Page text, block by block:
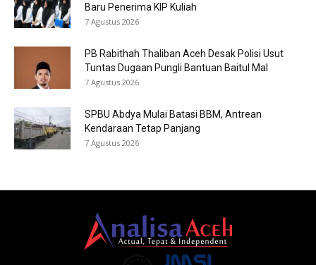
Baru Penerima KIP Kuliah
7 Agustus 2026
PB Rabithah Thaliban Aceh Desak Polisi Usut
Tuntas Dugaan Pungli Bantuan Baitul Mal
7 Agustus 2026
SPBU Abdya Mulai Batasi BBM, Antrean
Kendaraan Tetap Panjang
7 Agustus 2026